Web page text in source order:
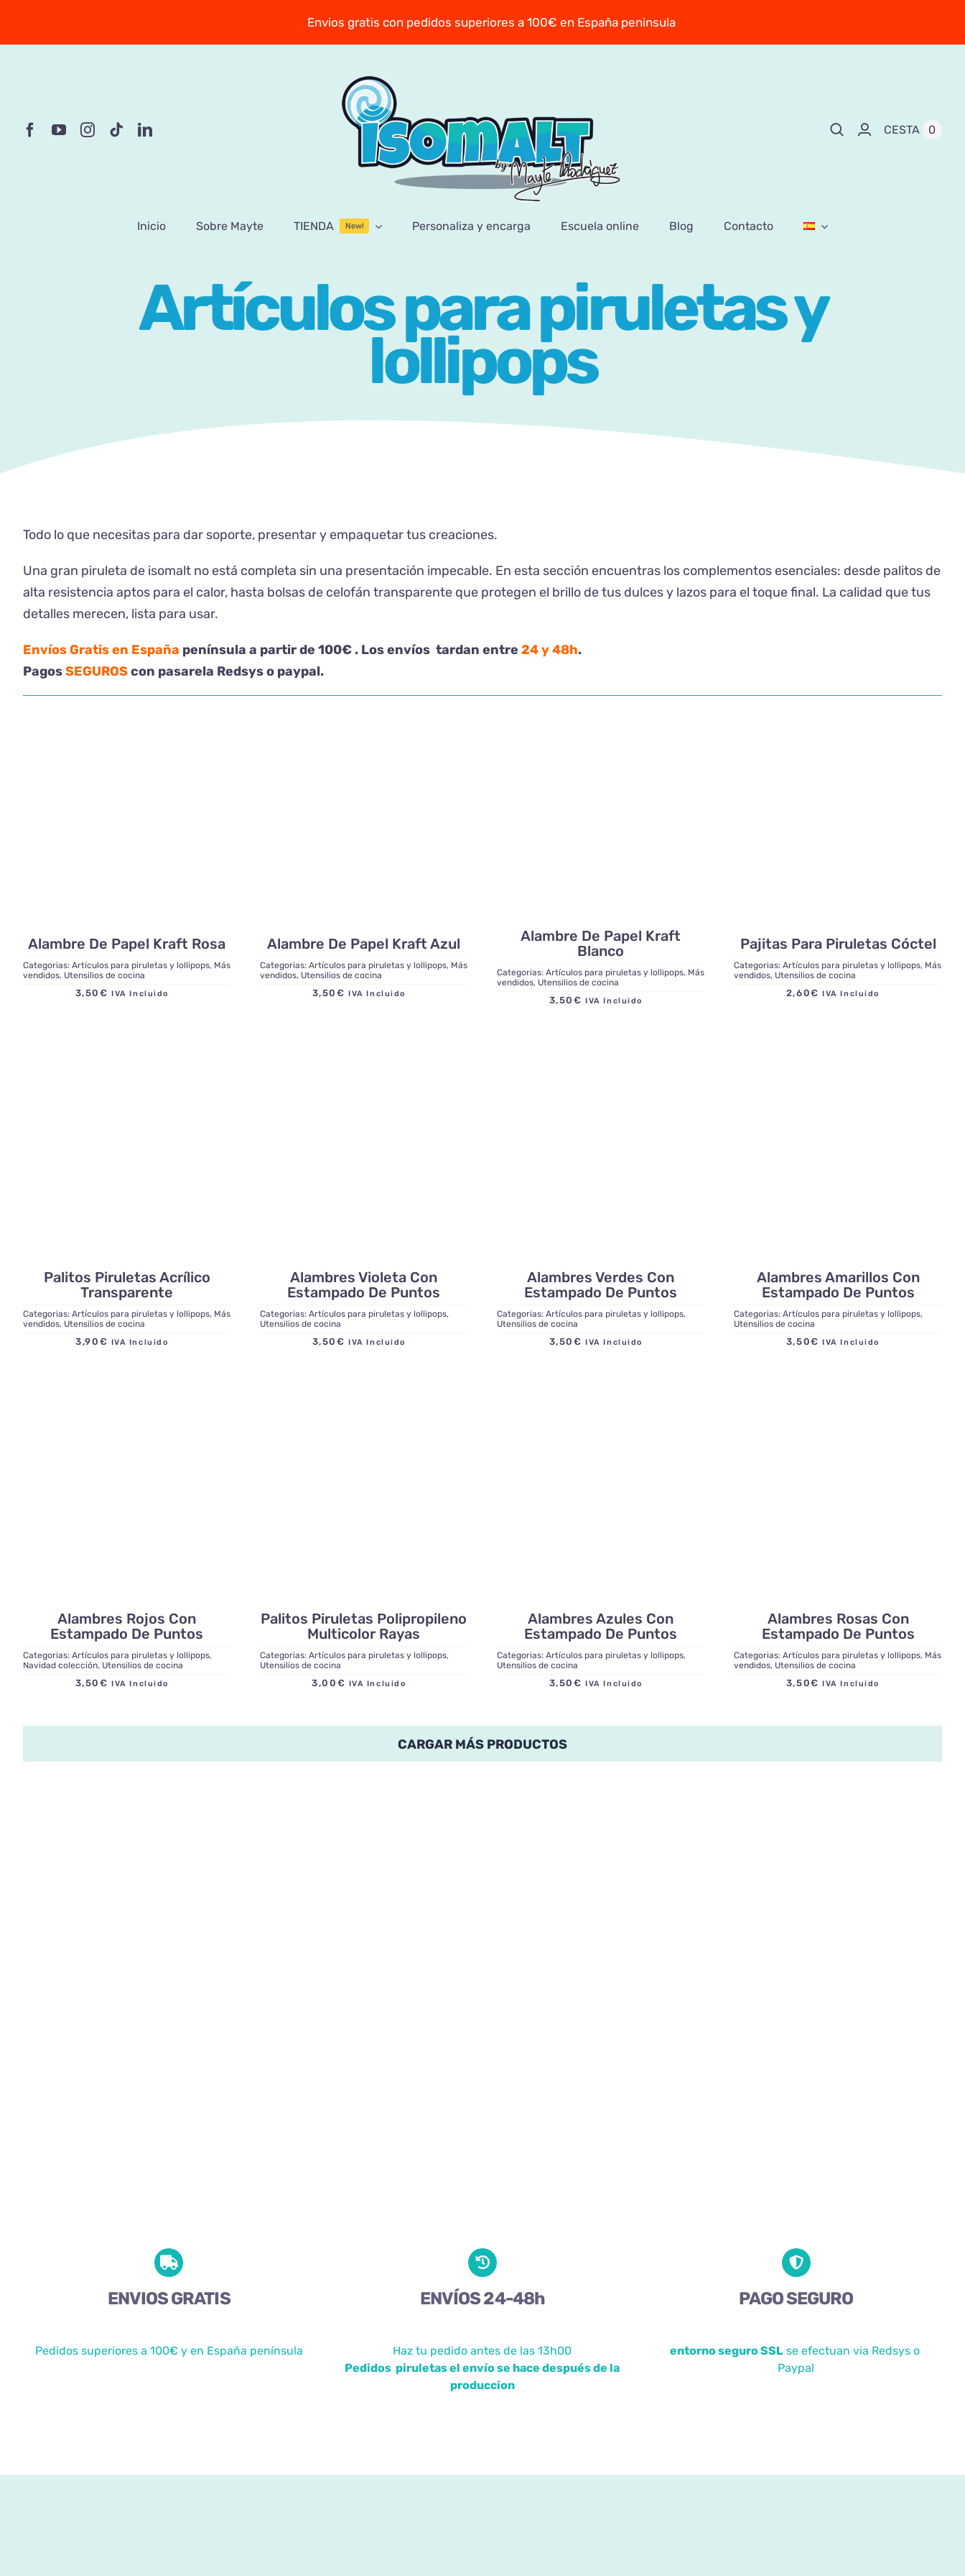
Envios gratis con pedidos superiores a 100€ en España peninsula
CESTA 0
Inicio Sobre Mayte TIENDA New! Personaliza y encarga Escuela online Blog Contacto
Artículos para piruletas y
lollipops
Todo lo que necesitas para dar soporte, presentar y empaquetar tus creaciones.
Una gran piruleta de isomalt no está completa sin una presentación impecable. En esta sección encuentras los complementos esenciales: desde palitos de
alta resistencia aptos para el calor, hasta bolsas de celofán transparente que protegen el brillo de tus dulces y lazos para el toque final. La calidad que tus
detalles merecen, lista para usar.
Envíos Gratis en España península a partir de 100€ . Los envíos tardan entre 24 y 48h.
PagosSEGUROScon pasarela Redsys o paypal.
Alambre De Papel Kraft Rosa
Categorias: Artículos para piruletas y lollipops, Más
vendidos, Utensilios de cocina
3,50€ IVA Incluido
Alambre De Papel Kraft Azul
Categorias: Artículos para piruletas y lollipops, Más
vendidos, Utensilios de cocina
3,50€ IVA Incluido
Alambre De Papel Kraft
Blanco
Categorias: Artículos para piruletas y lollipops, Más
vendidos, Utensilios de cocina
3,50€ IVA Incluido
Pajitas Para Piruletas Cóctel
Categorias: Artículos para piruletas y lollipops, Más
vendidos, Utensilios de cocina
2,60€ IVA Incluido
Palitos Piruletas Acrílico
Transparente
Categorias: Artículos para piruletas y lollipops, Más
vendidos, Utensilios de cocina
3,90 € IVA Incluido
Alambres Violeta Con
Estampado De Puntos
Categorias: Artículos para piruletas y lollipops,
Utensilios de cocina
3,50€ IVA Incluido
Alambres Verdes Con
Estampado De Puntos
Categorias: Artículos para piruletas y lollipops,
Utensilios de cocina
3,50€ IVA Incluido
Alambres Amarillos Con
Estampado De Puntos
Categorias: Artículos para piruletas y lollipops,
Utensilios de cocina
3,50€ IVA Incluido
Alambres Rojos Con
Estampado De Puntos
Categorias: Artículos para piruletas y lollipops,
Navidad colección, Utensilios de cocina
3,50€ IVA Incluido
Palitos Piruletas Polipropileno
Multicolor Rayas
Categorias: Artículos para piruletas y lollipops,
Utensilios de cocina
3,00 € IVA Incluido
Alambres Azules Con
Estampado De Puntos
Categorias: Artículos para piruletas y lollipops,
Utensilios de cocina
3,50€ IVA Incluido
Alambres Rosas Con
Estampado De Puntos
Categorias: Artículos para piruletas y lollipops, Más
vendidos, Utensilios de cocina
3,50€ IVA Incluido
CARGAR MÁS PRODUCTOS
ENVIOS GRATIS
Pedidos superiores a 100€ y en España península
ENVÍOS 24-48h
Haz tu pedido antes de las 13h00
Pedidos piruletas el envío se hace después de la
produccion
PAGO SEGURO
entorno seguro SSLse efectuan via Redsys o
Paypal